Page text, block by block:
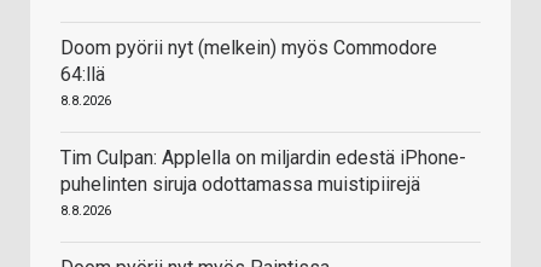
Doom pyörii nyt (melkein) myös Commodore
64:llä
8.8.2026
Tim Culpan: Applella on miljardin edestä iPhone-
puhelinten siruja odottamassa muistipiirejä
8.8.2026